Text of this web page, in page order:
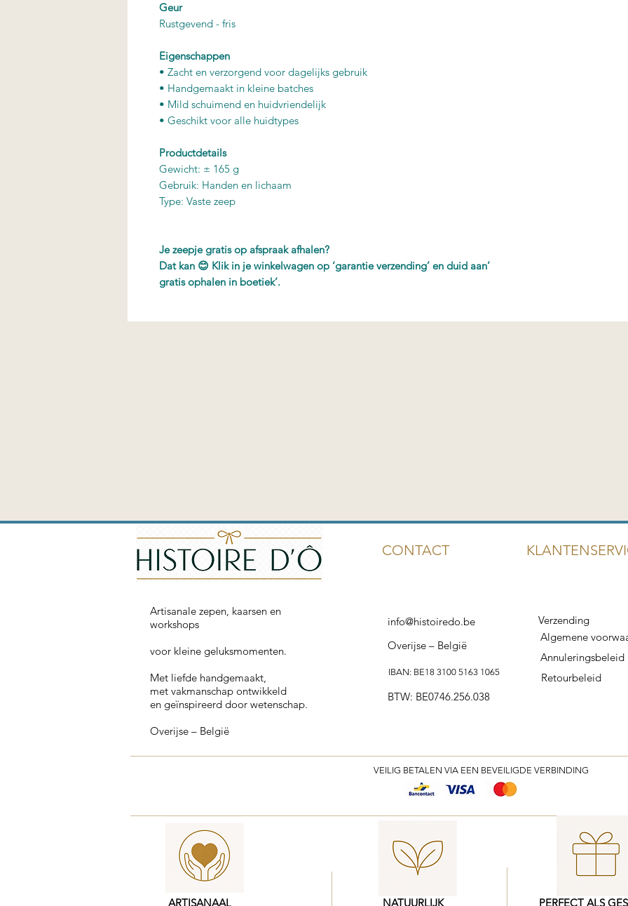
Geur
Rustgevend - fris
Eigenschappen
• Zacht en verzorgend voor dagelijks gebruik
• Handgemaakt in kleine batches
• Mild schuimend en huidvriendelijk
• Geschikt voor alle huidtypes
Productdetails
Gewicht: ± 165 g
Gebruik: Handen en lichaam
Type: Vaste zeep
Je zeepje gratis op afspraak afhalen?
Dat kan 😊 Klik in je winkelwagen op ‘garantie verzending’ en duid aan’
gratis ophalen in boetiek’.
CONTACT
Artisanale zepen, kaarsen en
workshops
voor kleine geluksmomenten.
Met liefde handgemaakt,
met vakmanschap ontwikkeld
en geïnspireerd door wetenschap.
Overijse – België
info@histoiredo.be
Overijse – België
IBAN: BE18 3100 5163 1065
BTW: BE0746.256.038
Verzending
Algemene
Annuleringsbeleid
Retourbeleid
VEILIG BETALEN VIA EEN BEVEILIGDE VERBINDING
ARTISANAAL NATUURLIJK PERFECT ALS